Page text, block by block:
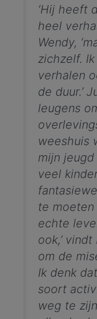
‘Hij heeft
heel
Wendy,
zichzelf.
verhalen
de duur.’
leugens
weeshuis
mijn
veel
te
echte
ook,’
om de
Ik denk
soort
weg te